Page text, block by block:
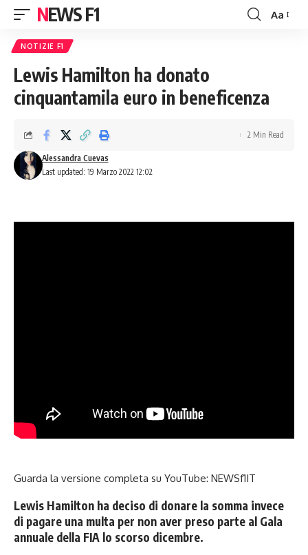
NEWS F1
Font
Aa
NOTIZIE F1
Lewis Hamilton ha donato
cinquantamila euro in beneficenza
Last updated: 19 Marzo 2022 12:02
Alessandra Cuevas
2 Min Read
Guarda la versione completa su YouTube: NEWSf1IT
Lewis Hamilton ha deciso di donare la somma invece
di pagare una multa per non aver preso parte al Gala
annuale della FIA lo scorso dicembre.